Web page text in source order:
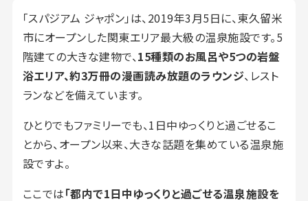
「スパジアム ジャポン」は、2019年3月5日に、東久留米
市にオープンした関東エリア最大級の温泉施設です。5
階建ての大きな建物で、15種類のお風呂や5つの岩盤
浴エリア、約3万冊の漫画読み放題のラウンジ、レスト
ランなどを備えています。
ひとりでもファミリーでも、1日中ゆっくりと過ごせるこ
とから、オープン以来、大きな話題を集めている温泉施
設ですよ。
ここでは「都内で1日中ゆっくりと過ごせる温泉施設を